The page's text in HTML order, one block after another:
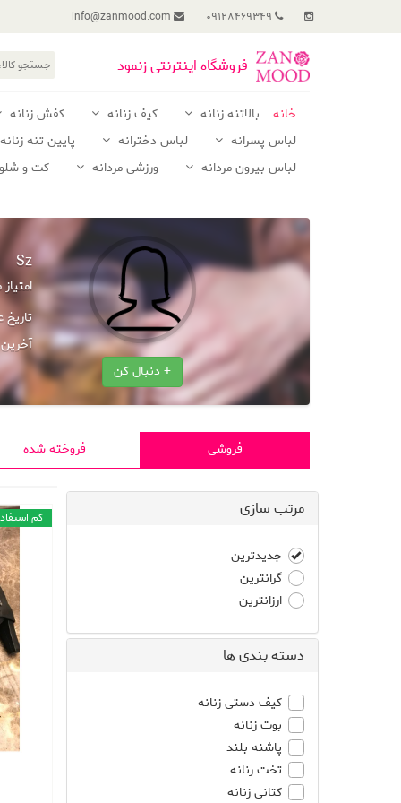
فروشگاه اینترنتی زنمود
خانه بالاتنه زنانه کیف زنانه کفش زنانه
لباس پسرانه
لباس دخترانه پایین تنه زنانه
لباس بیرون مردانه
ورزشی مردانه کت و
+ دنبال کن
Sz
فروشی فروخته شده
مرتب سازی
جدیدترین
گرانترین
ارزانترین
دسته بندی ها
کیف دستی زنانه
بوت زنانه
پاشنه بلند
تخت رنانه
کتانی زنانه
کم